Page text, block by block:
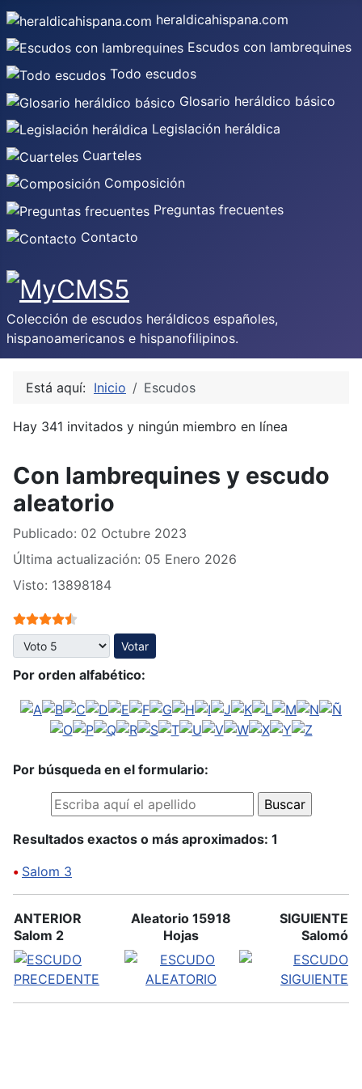
heraldicahispana.com
Escudos con lambrequines
Todo escudos
Glosario heráldico básico
Legislación heráldica
Cuarteles
Composición
Preguntas frecuentes
Contacto
Colección de escudos heráldicos españoles,
hispanoamericanos e hispanofilipinos.
Está aquí: Inicio Escudos
Hay 341 invitados y ningún miembro en línea
Con lambrequines y escudo
aleatorio
Publicado: 02 Octubre 2023
Última actualización: 05 Enero 2026
Visto: 13898184
Ratio:4.5/
Por favor, vote
Por orden alfabético:
Por búsqueda en el formulario:
Resultados exactos o más aproximados: 1
• Salom 3
ANTERIOR
Salom 2
Aleatorio 15918
Hojas
SIGUIENTE
Salomó